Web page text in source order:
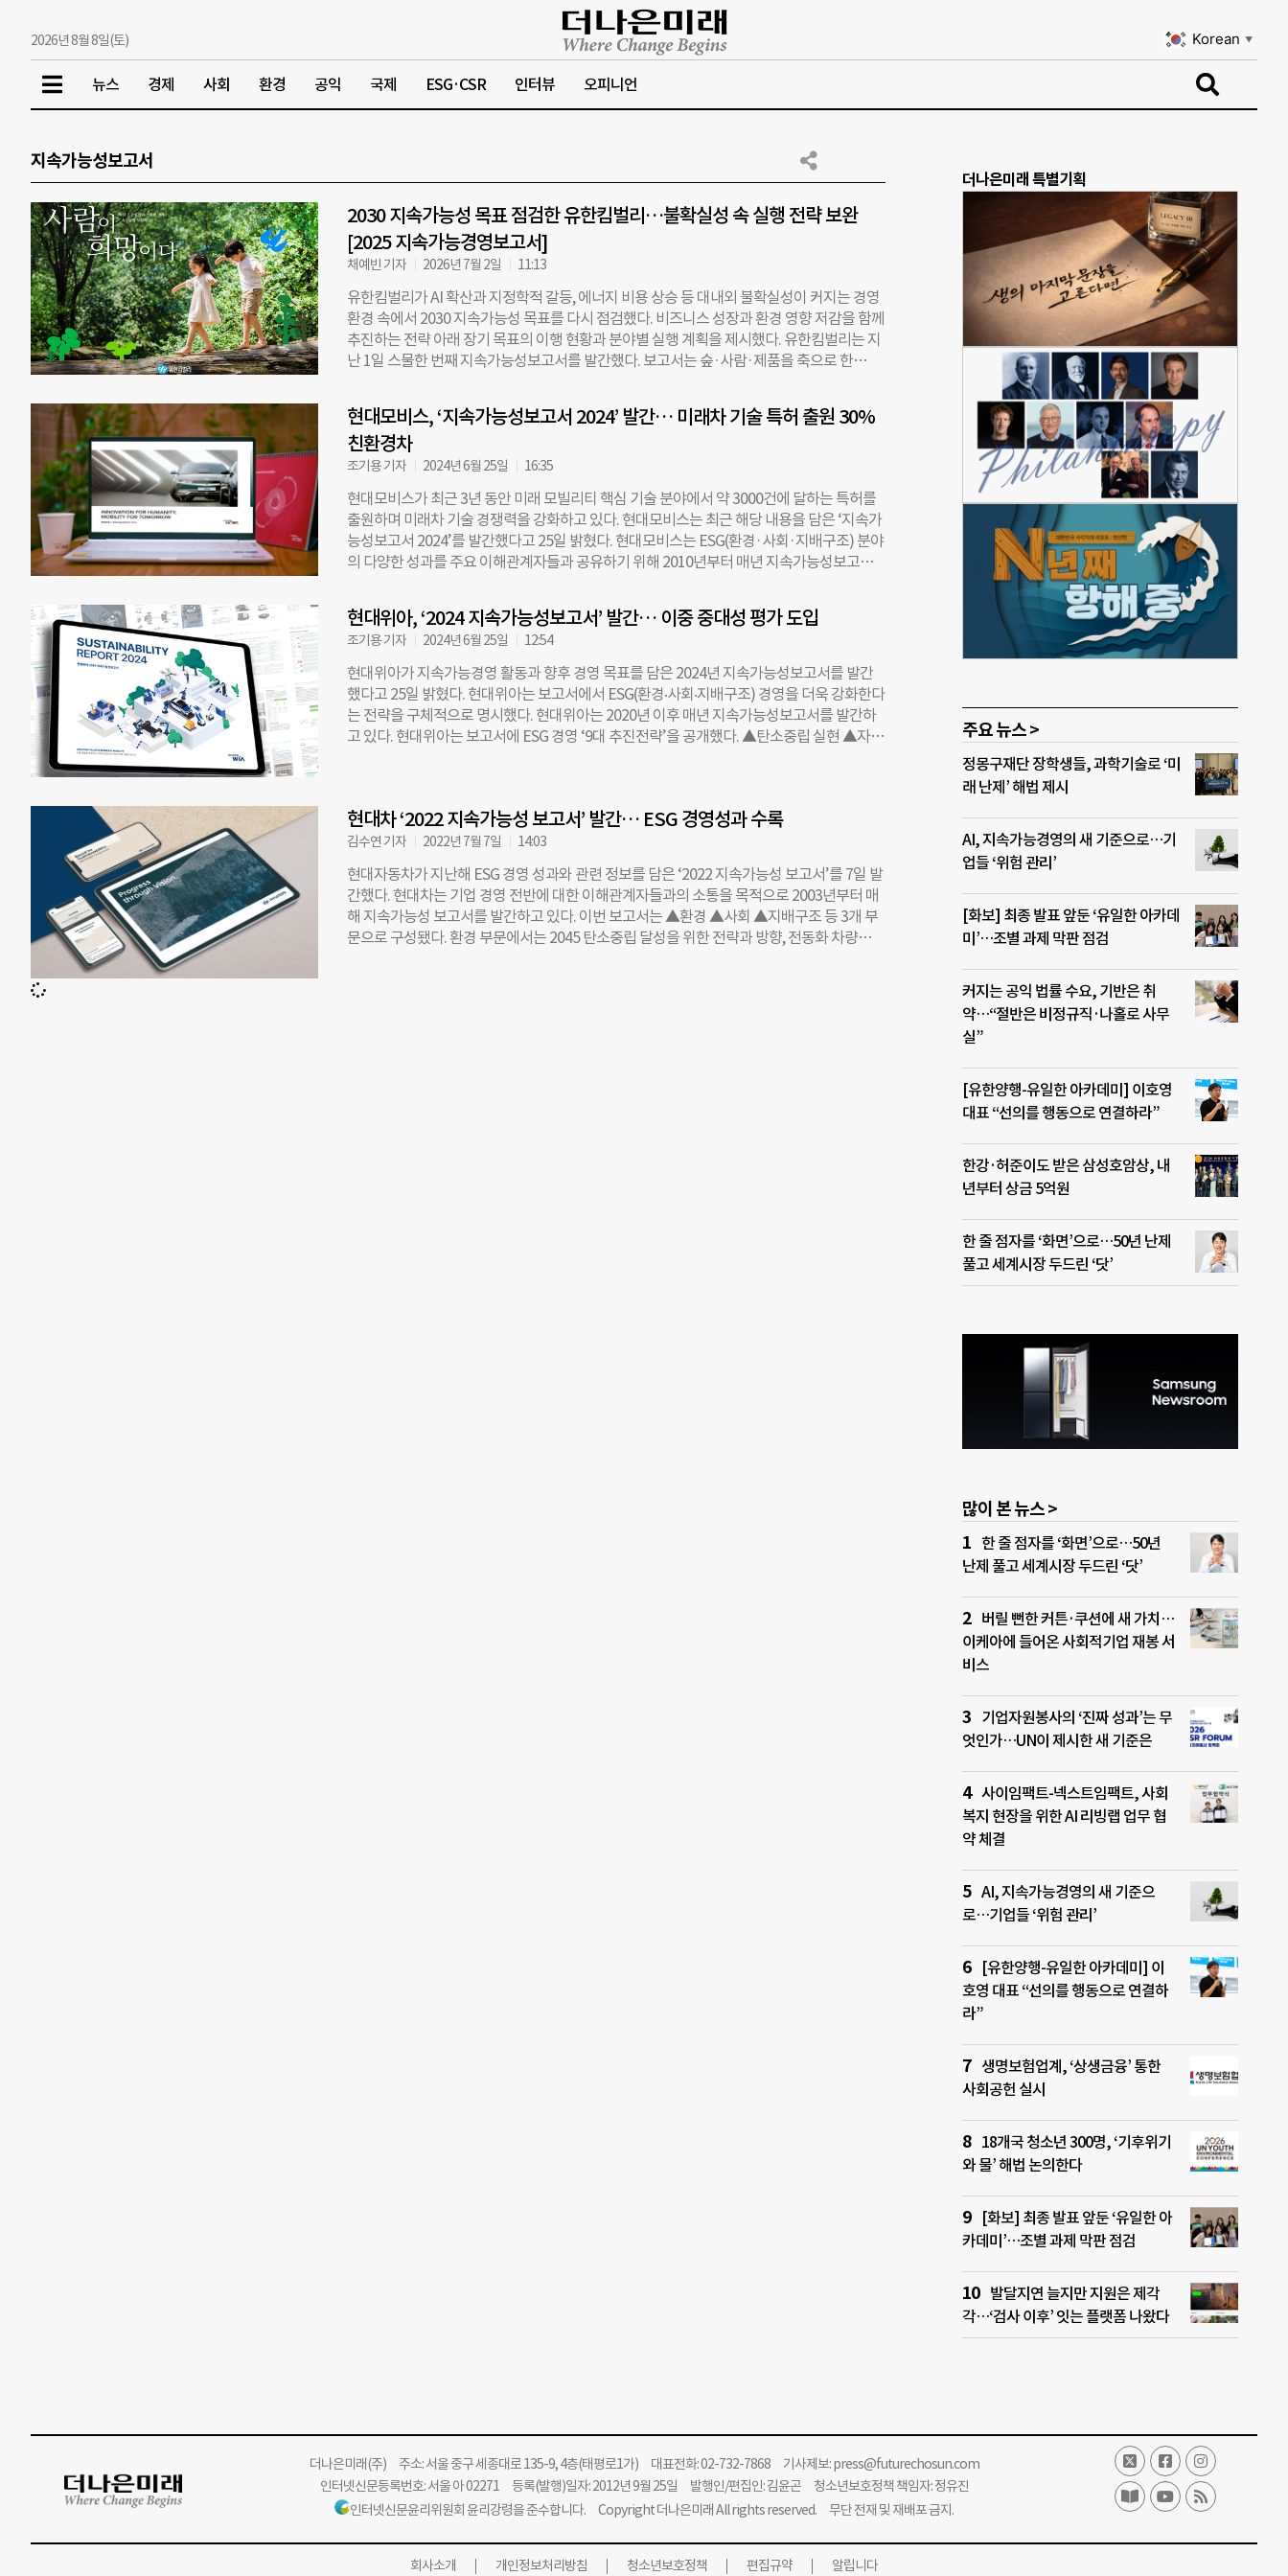
2026년 8월 8일(토) Korean ▼
뉴스 경제 사회 환경 공익 국제 ESG·CSR 인터뷰 오피니언
지속가능성보고서
2030 지속가능성 목표 점검한 유한킴벌리…불확실성 속 실행 전략 보완
[2025 지속가능경영보고서]
채예빈 기자 2026년 7월 2일 11:13
유한킴벌리가 AI 확산과 지정학적 갈등, 에너지 비용 상승 등 대내외 불확실성이 커지는 경영
환경 속에서 2030 지속가능성 목표를 다시 점검했다. 비즈니스 성장과 환경 영향 저감을 함께
추진하는 전략 아래 장기 목표의 이행 현황과 분야별 실행 계획을 제시했다. 유한킴벌리는 지
난 1일 스물한 번째 지속가능성보고서를 발간했다. 보고서는 숲·사람·제품을 축으로 한
를 심고 가꿨으며, 2030년까지 누적 6000만 그루 달성을 목표로 하고 있다. 사람 부문에서는
삶의 질 개선 수혜자가 올해 누적 4803만 명을 기록했으며, 2030년에는 누적 5600만 명으로
확대한다는 계획이다. 제품 부문은 지속가능제품 매출 비중이 올해 63%를 기록했고, 내년 목
표는 65%, 2030년 목표는 95%로 제시했다. 올해는 ‘에너지 관리’를 2026년 신규 중대이슈
에 포함했다. 산업용 전력요금 상승으로 비용 관리의 중요성이 커진 데다 에너지 사용량 증가
에 따른 환경 영향 관리 필요성도 높아졌기 때문이다. 유한킴벌리는 에너지 효율을 비용과 환
경 측면에서 함께 관리하는 체계를 강화하기로 했다. 분야별 실행 목표는 사업 환경 변화에 맞
춰 조정했다. 플라스틱 사용량은 올해 2019년 대비 16.8%를 감축했으며, 내년 감축 목표는
17.2%다. 반면 온실가스 감축은 올해 14.9%를 기록했지만, 김천공장 TM7 재가동에 따른 배
고철 등 폐기물 발생이 증가하면서 올해 감축 목표를 달성하지 못했다고 설명했다. 내년에는
설비 안정화와 재활용 확대를 통해 폐기물 발생량과 원단위를 개선하겠다고
현대모비스, ‘지속가능성보고서 2024’ 발간… 미래차 기술 특허 출원 30%
친환경차
조기용 기자 2024년 6월 25일 16:35
현대모비스가 최근 3년 동안 미래 모빌리티 핵심 기술 분야에서 약 3000건에 달하는 특허를
출원하며 미래차 기술 경쟁력을 강화하고 있다. 현대모비스는 최근 해당 내용을 담은 ‘지속가
능성보고서 2024’를 발간했다고 25일 밝혔다. 현대모비스는 ESG(환경·사회·지배구조) 분야
의 다양한 성과를 주요 이해관계자들과 공유하기 위해 2010년부터 매년 지속가능성보고서
안 전동화와 자율주행, 커넥티비티 등 미래차 핵심 기술 분야에서 국내외 약 3000건의 신규
특허를 출원했다. 이는 최근 3년간 현대모비스의 전체 신규 특허 출원 건수(8001건) 중 약
40%를 차지한다. 최근 3년간 미래차 기술 특허 출원 3000여건 중 전기차를 포함한 친환경차
분야만 950여건으로 30%가 넘는다. 특히, 지난 2022년 친환경차 분야 특허 출원 건수는 210
건이었는데 지난해는 448건으로 2배 이상 늘었다. 최근 3년간 전기차용 배터리 온도 조절 시
스템, 저전압 및 고전압 배터리 통합 관리 시스템과 통신 방법 등에 관한 특허를 취득한 바 있
다. 현대모비스는 지난해 연구개발에만 약 1조6000억원을 투입하며 전동화 중심 미래 모빌
는 올 상반기 폭스바겐에 배터리 시스템(BSA) 공급을 위해 스페인에 신공장을 짓고 있으며
울산에도 전기차 전용 모듈 공장을 신규로 구축하고 있다. 북미와 인도네시아에 구축 중인
현대위아, ‘2024 지속가능성보고서’ 발간… 이중 중대성 평가 도입
조기용 기자 2024년 6월 25일 12:54
현대위아가 지속가능경영 활동과 향후 경영 목표를 담은 2024년 지속가능성보고서를 발간
했다고 25일 밝혔다. 현대위아는 보고서에서 ESG(환경‧사회‧지배구조) 경영을 더욱 강화한다
는 전략을 구체적으로 명시했다. 현대위아는 2020년 이후 매년 지속가능성보고서를 발간하
고 있다. 현대위아는 보고서에 ESG 경영 ‘9대 추진전략’을 공개했다. ▲탄소중립 실현 ▲자원
조직이 ESG 중심의 의사결정을 내릴 수 있도록 했다. 또한, 이중 중대성 평가(Double
Materiality Assessment)를 도입해 기업이 사회와 환경에 미치고 받는 영향을 국제적 기준
으로 분석해 경영에 반영하고 있다. 현대위아는 특히 ‘기후변화 대응’에 보다 적극적으로 나
선다는 목표를 내세웠다. ‘환경영향 최소화와 지속가능한 생태계 유지’를 비전으로 사업활동
과 가치 사실 전반에서 부정적 환경 영향을 최소화한다. 현대위아는 2045년까지 탄소중립 달
성 목표를 세워 2030년까지 탄소배출량을 현재의 55%로 수준으로 감축하고 2040년에는
20%까지 줄일 계획이다. 현대위아는 이번 보고서에 공급망의 탄소중립 달성을 돕기 위한 방
현대차 ‘2022 지속가능성 보고서’ 발간… ESG 경영성과 수록
김수연 기자 2022년 7월 7일 14:03
현대자동차가 지난해 ESG 경영 성과와 관련 정보를 담은 ‘2022 지속가능성 보고서’를 7일 발
간했다. 현대차는 기업 경영 전반에 대한 이해관계자들과의 소통을 목적으로 2003년부터 매
해 지속가능성 보고서를 발간하고 있다. 이번 보고서는 ▲환경 ▲사회 ▲지배구조 등 3개 부
문으로 구성됐다. 환경 부문에서는 2045 탄소중립 달성을 위한 전략과 방향, 전동화 차량으로
더나은미래 특별기획
주요 뉴스 >
정몽구재단 장학생들, 과학기술로 ‘미
래 난제’ 해법 제시
AI, 지속가능경영의 새 기준으로…기
업들 ‘위험 관리’
[화보] 최종 발표 앞둔 ‘유일한 아카데
미’…조별 과제 막판 점검
커지는 공익 법률 수요, 기반은 취
약…“절반은 비정규직·나홀로 사무
실”
[유한양행-유일한 아카데미] 이호영
대표 “선의를 행동으로 연결하라”
한강·허준이도 받은 삼성호암상, 내
년부터 상금 5억원
한 줄 점자를 ‘화면’으로…50년 난제
풀고 세계시장 두드린 ‘닷’
많이 본 뉴스 >
한 줄 점자를 ‘화면’으로…50년
난제 풀고 세계시장 두드린 ‘닷’
버릴 뻔한 커튼·쿠션에 새 가치…
이케아에 들어온 사회적기업 재봉 서
비스
기업자원봉사의 ‘진짜 성과’는 무
엇인가…UN이 제시한 새 기준은
사이임팩트-넥스트임팩트, 사회
복지 현장을 위한 AI 리빙랩 업무 협
약 체결
AI, 지속가능경영의 새 기준으
로…기업들 ‘위험 관리’
[유한양행-유일한 아카데미] 이
호영 대표 “선의를 행동으로 연결하
라”
생명보험업계, ‘상생금융’ 통한
사회공헌 실시
18개국 청소년 300명, ‘기후위기
와 물’ 해법 논의한다
[화보] 최종 발표 앞둔 ‘유일한 아
카데미’…조별 과제 막판 점검
발달지연 늘지만 지원은 제각
각…‘검사 이후’ 잇는 플랫폼 나왔다
더나은미래(주)주소: 서울 중구 세종대로 135-9, 4층(태평로1가) 대표전화: 02-732-7868 기사제보:press@futurechosun.com
인터넷신문등록번호: 서울 아 02271 등록(발행)일자: 2012년 9월 25일 발행인/편집인: 김윤곤 청소년보호정책 책임자: 정유진
인터넷신문윤리위원회 윤리강령을 준수합니다. Copyright 더나은미래 All rights reserved. 무단 전재 및 재배포 금지.
회사소개 개인정보처리방침 청소년보호정책 편집규약 알립니다